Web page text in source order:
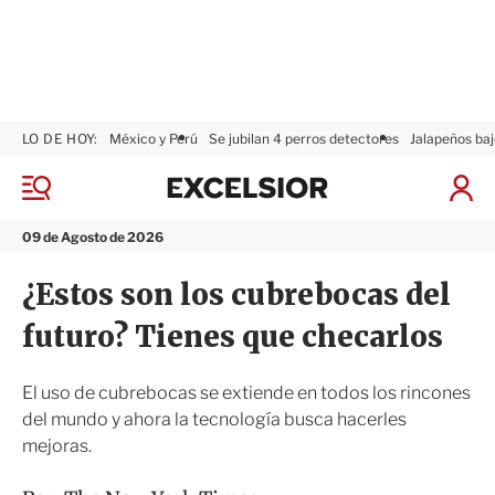
M
n
09 de Agosto de 2026
LO DE HOY: México y Perú Se jubilan 4 perros detectores Jalapeños
I
s
x
i
r
¿Estos son los cubrebocas del
futuro? Tienes que checarlos
El uso de cubrebocas se extiende en todos los rincones
del mundo y ahora la tecnología busca hacerles
mejoras.